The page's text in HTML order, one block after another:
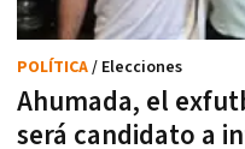
Ahumada, el
será candidato a
POLÍTICA/ Elecciones